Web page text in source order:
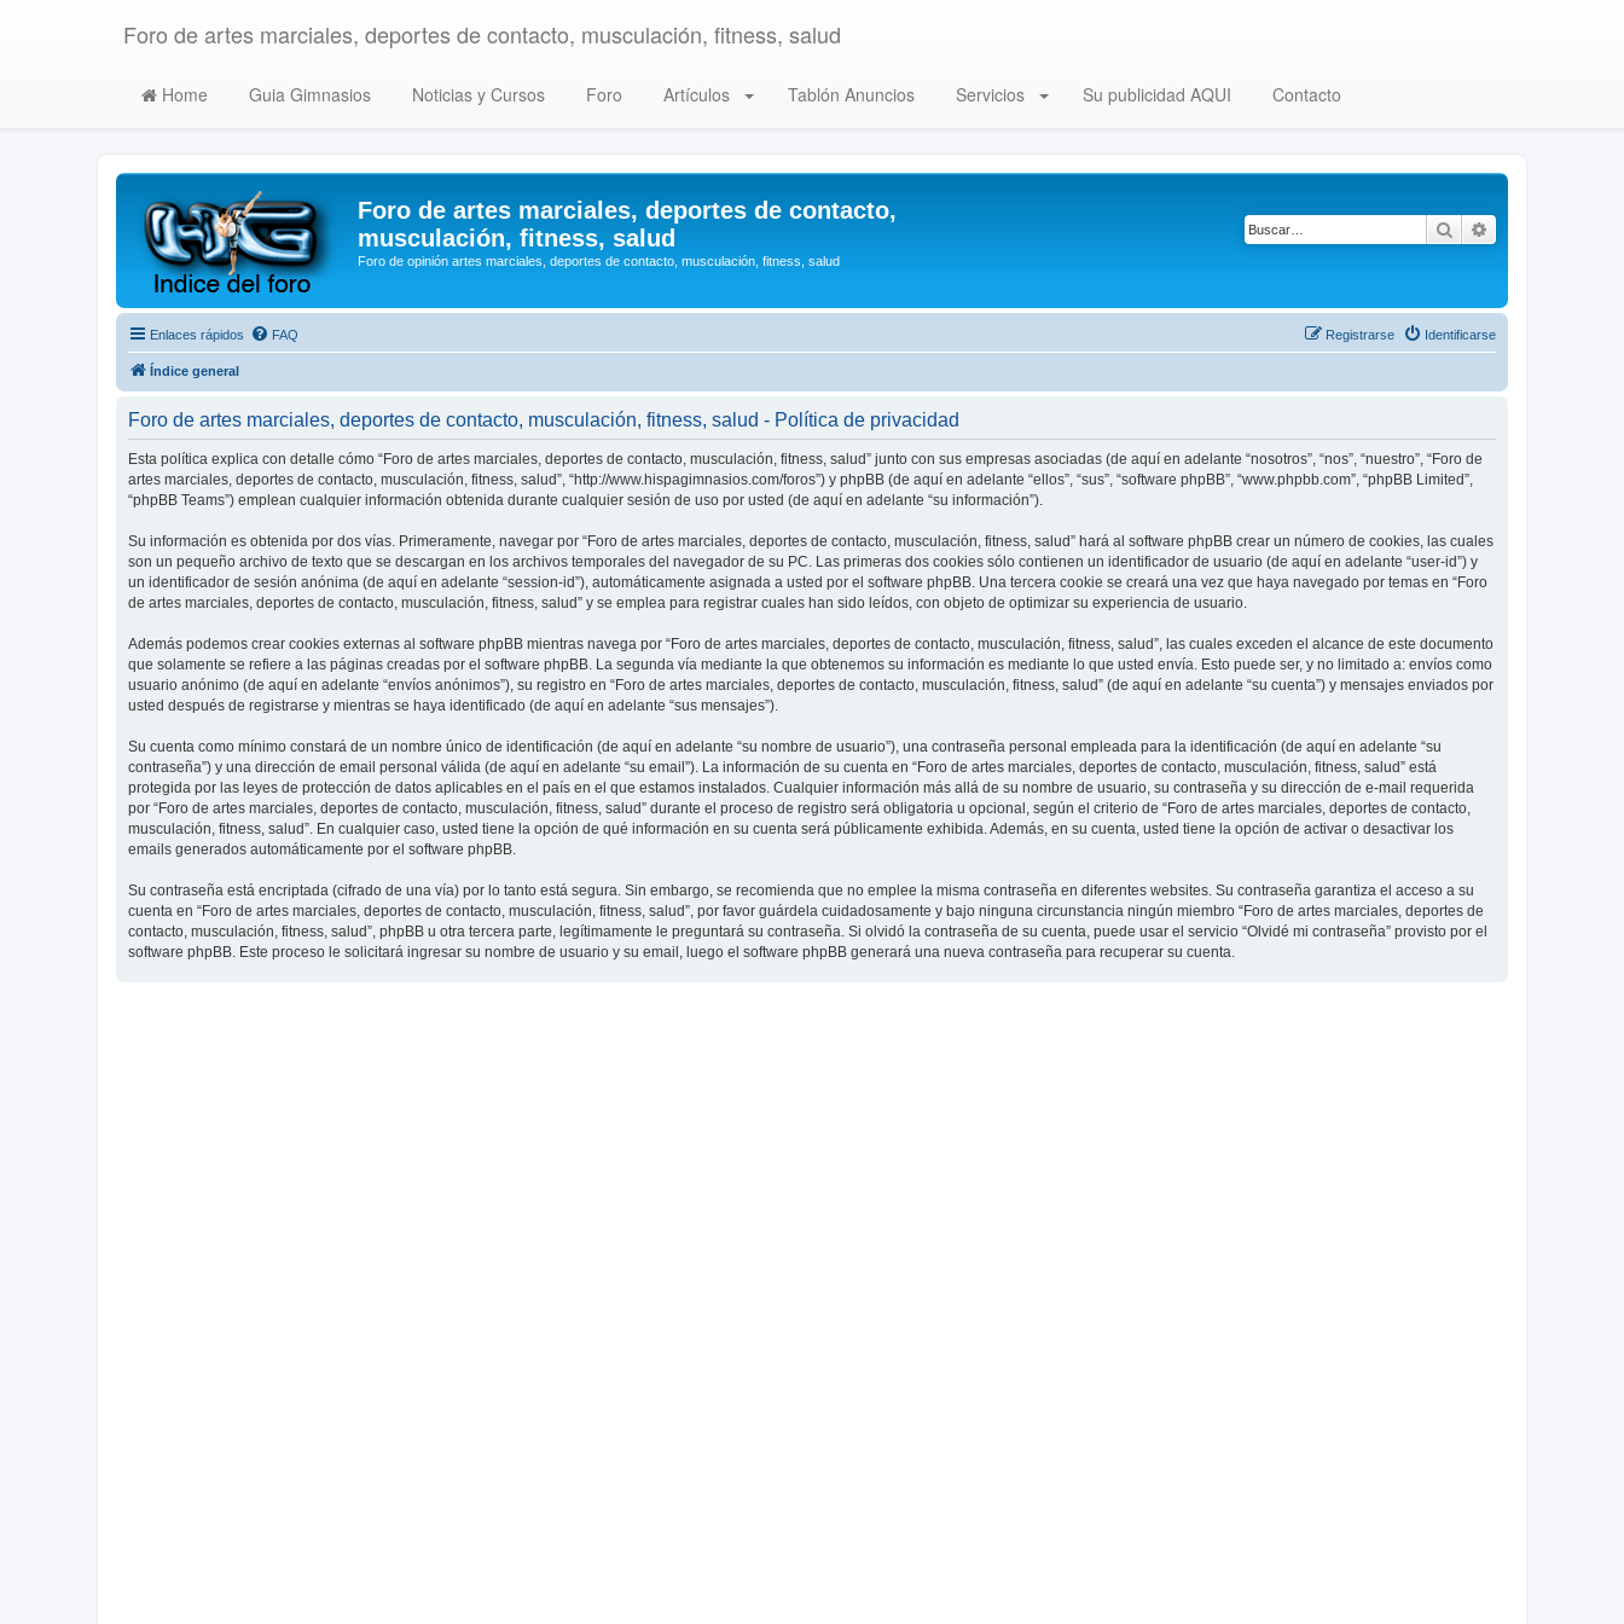
Foro de artes marciales, deportes de contacto, musculación, fitness, salud
Home Guia Gimnasios Noticias y Cursos Foro Artículos Tablón Anuncios Servicios Su publicidad AQUI Contacto
Foro de artes marciales, deportes de contacto,
musculación, fitness, salud
Foro de opinión artes marciales, deportes de contacto, musculación, fitness, salud
Buscar
Enlaces rápidos FAQ Identificarse
Registrarse
Índice general
Foro de artes marciales, deportes de contacto, musculación, fitness, salud - Política de privacidad
Esta política explica con detalle cómo “Foro de artes marciales, deportes de contacto, musculación, fitness, salud” junto con sus empresas asociadas (de aquí en adelante “nosotros”, “nos”, “nuestro”, “Foro de
artes marciales, deportes de contacto, musculación, fitness, salud”, “http://www.hispagimnasios.com/foros”) y phpBB (de aquí en adelante “ellos”, “sus”, “software phpBB”, “www.phpbb.com”, “phpBB Limited”,
“phpBB Teams”) emplean cualquier información obtenida durante cualquier sesión de uso por usted (de aquí en adelante “su información”).
Su información es obtenida por dos vías. Primeramente, navegar por “Foro de artes marciales, deportes de contacto, musculación, fitness, salud” hará al software phpBB crear un número de cookies, las cuales
son un pequeño archivo de texto que se descargan en los archivos temporales del navegador de su PC. Las primeras dos cookies sólo contienen un identificador de usuario (de aquí en adelante “user-id”) y
un identificador de sesión anónima (de aquí en adelante “session-id”), automáticamente asignada a usted por el software phpBB. Una tercera cookie se creará una vez que haya navegado por temas en “Foro
de artes marciales, deportes de contacto, musculación, fitness, salud” y se emplea para registrar cuales han sido leídos, con objeto de optimizar su experiencia de usuario.
Además podemos crear cookies externas al software phpBB mientras navega por “Foro de artes marciales, deportes de contacto, musculación, fitness, salud”, las cuales exceden el alcance de este documento
que solamente se refiere a las páginas creadas por el software phpBB. La segunda vía mediante la que obtenemos su información es mediante lo que usted envía. Esto puede ser, y no limitado a: envíos como
usuario anónimo (de aquí en adelante “envíos anónimos”), su registro en “Foro de artes marciales, deportes de contacto, musculación, fitness, salud” (de aquí en adelante “su cuenta”) y mensajes enviados por
usted después de registrarse y mientras se haya identificado (de aquí en adelante “sus mensajes”).
Su cuenta como mínimo constará de un nombre único de identificación (de aquí en adelante “su nombre de usuario”), una contraseña personal empleada para la identificación (de aquí en adelante “su
contraseña”) y una dirección de email personal válida (de aquí en adelante “su email”). La información de su cuenta en “Foro de artes marciales, deportes de contacto, musculación, fitness, salud” está
protegida por las leyes de protección de datos aplicables en el país en el que estamos instalados. Cualquier información más allá de su nombre de usuario, su contraseña y su dirección de e-mail requerida
por “Foro de artes marciales, deportes de contacto, musculación, fitness, salud” durante el proceso de registro será obligatoria u opcional, según el criterio de “Foro de artes marciales, deportes de contacto,
musculación, fitness, salud”. En cualquier caso, usted tiene la opción de qué información en su cuenta será públicamente exhibida. Además, en su cuenta, usted tiene la opción de activar o desactivar los
emails generados automáticamente por el software phpBB.
Su contraseña está encriptada (cifrado de una vía) por lo tanto está segura. Sin embargo, se recomienda que no emplee la misma contraseña en diferentes websites. Su contraseña garantiza el acceso a su
cuenta en “Foro de artes marciales, deportes de contacto, musculación, fitness, salud”, por favor guárdela cuidadosamente y bajo ninguna circunstancia ningún miembro “Foro de artes marciales, deportes de
contacto, musculación, fitness, salud”, phpBB u otra tercera parte, legítimamente le preguntará su contraseña. Si olvidó la contraseña de su cuenta, puede usar el servicio “Olvidé mi contraseña” provisto por el
software phpBB. Este proceso le solicitará ingresar su nombre de usuario y su email, luego el software phpBB generará una nueva contraseña para recuperar su cuenta.